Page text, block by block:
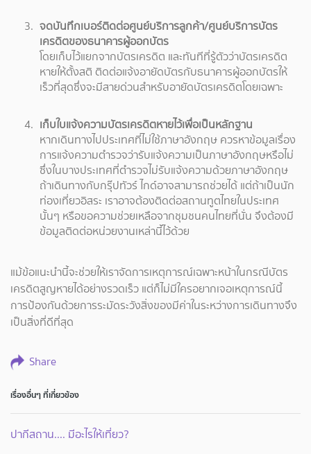
จดบันทึกเบอร์ติดต่อศูนย์บริการลูกค้า/ศูนย์บริการบัตร
เครดิตของธนาคารผู้ออกบัตร
โดยเก็บไว้แยกจากบัตรเครดิต และทันทีที่รู้ตัวว่าบัตรเครดิต
หายให้ตั้งสติ ติดต่อแจ้งอายัดบัตรกับธนาคารผู้ออกบัตรให้
เร็วที่สุดซึ่งจะมีสายด่วนสำหรับอายัดบัตรเครดิตโดยเฉพาะ
เก็บใบแจ้งความบัตรเครดิตหายไว้เพื่อเป็นหลักฐาน
หากเดินทางไปประเทศที่ไม่ใช้ภาษาอังกฤษ ควรหาข้อมูลเรื่อง
การแจ้งความตำรวจว่ารับแจ้งความเป็นภาษาอังกฤษหรือไม่
ซึ่งในบางประเทศที่ตำรวจไม่รับแจ้งความด้วยภาษาอังกฤษ
ถ้าเดินทางกับกรุ๊ปทัวร์ ไกด์อาจสามารถช่วยได้ แต่ถ้าเป็นนัก
ท่องเที่ยวอิสระ เราอาจต้องติดต่อสถานทูตไทยในประเทศ
นั้นๆ หรือขอความช่วยเหลือจากชุมชนคนไทยที่นั่น จึงต้องมี
ข้อมูลติดต่อหน่วยงานเหล่านี้ไว้ด้วย
แม้ข้อแนะนำนี้จะช่วยให้เราจัดการเหตุการณ์เฉพาะหน้าในกรณีบัตร
เครดิตสูญหายได้อย่างรวดเร็ว แต่ก็ไม่มีใครอยากเจอเหตุการณ์นี้
การป้องกันด้วยการระมัดระวังสิ่งของมีค่าในระหว่างการเดินทางจึง
เป็นสิ่งที่ดีที่สุด
Share
เรื่องอื่นๆ ที่เกี่ยวข้อง
ปากีสถาน.... มีอะไรให้เที่ยว?